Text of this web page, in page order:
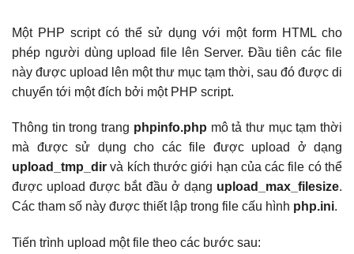
Một PHP script có thể sử dụng với một form HTML cho
phép người dùng upload file lên Server. Đầu tiên các file
này được upload lên một thư mục tạm thời, sau đó được di
chuyển tới một đích bởi một PHP script.
Thông tin trong trang phpinfo.php mô tả thư mục tạm thời
mà được sử dụng cho các file được upload ở dạng
upload_tmp_dir và kích thước giới hạn của các file có thể
được upload được bắt đầu ở dạng upload_max_filesize.
Các tham số này được thiết lập trong file cấu hình php.ini.
Tiến trình upload một file theo các bước sau: